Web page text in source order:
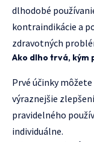
dlhodobé
kontraindikácie a
zdravotných
Ako dlho trvá, kým
Prvé účinky
výraznejšie
pravidelného
individuálne.